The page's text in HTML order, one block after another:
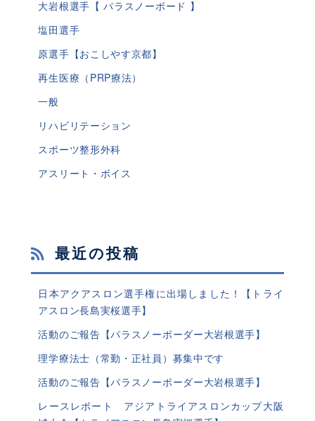
大岩根選手【 パラスノーボード 】
塩田選手
原選手【おこしやす京都】
再生医療（PRP療法）
一般
リハビリテーション
スポーツ整形外科
アスリート・ボイス
最近の投稿
日本アクアスロン選手権に出場しました！【トライ
アスロン長島実桜選手】
活動のご報告【パラスノーボーダー大岩根選手】
理学療法士（常勤・正社員）募集中です
活動のご報告【パラスノーボーダー大岩根選手】
レースレポート アジアトライアスロンカップ大阪